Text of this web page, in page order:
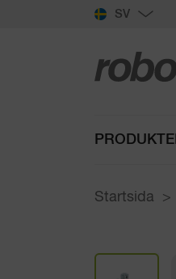
SV
Startsida